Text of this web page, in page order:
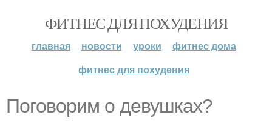
ФИТНЕС ДЛЯ ПОХУДЕНИЯ
главная новости уроки
фитнес дома
фитнес для похудения
Поговорим о девушках?